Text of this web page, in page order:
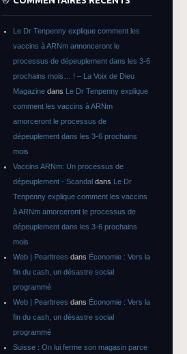
Le Dr Tenpenny explique comment les
vaccins à ARNm annonceront le
processus de dépeuplement dans les 3-6
prochains mois… ! – La Voix de Dieu
Magazine dans Le Dr Tenpenny explique
comment les vaccins à ARNm
amorceront le processus de
dépeuplement dans les 3-6 prochains
mois
Vaccins ARNm: Un processus de
dépeuplement - Scandal dans Le Dr
Tenpenny explique comment les vaccins
à ARNm amorceront le processus de
dépeuplement dans les 3-6 prochains
mois
Web | Pearltrees dans Économie : Vers la
fin du cash, un désastre social
programmé
Web | Pearltrees dans Économie : Vers la
fin du cash, un désastre social
programmé
Suisse : On lui ferme son magasin parce